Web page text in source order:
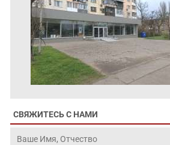
СВЯЖИТЕСЬ С НАМИ